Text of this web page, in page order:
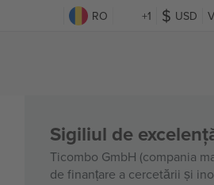
RO +1 USD
Sigiliul de
Ticombo GmbH (compania
de finanțare a cercetării și